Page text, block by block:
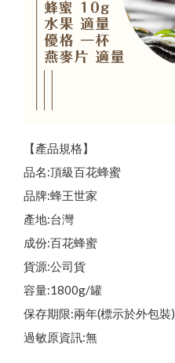
【產品規格】
品名:頂級百花蜂蜜
品牌:蜂王世家
產地:台灣
成份:百花蜂蜜
貨源:公司貨
容量:1800g/罐
保存期限:兩年(標示於外包裝)
過敏原資訊:無